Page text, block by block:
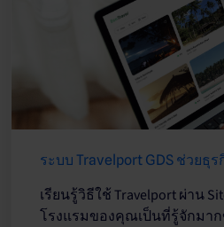
ระบบ Travelport GDS ช่วยธุ
เรียนรู้วิธีใช้ Travelport ผ่าน
โรงแรมของคุณเป็นที่รู้จักมา